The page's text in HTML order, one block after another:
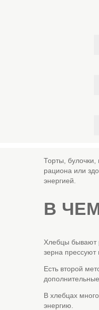
Торты, булочки,
рациона или
энергией.
В
Хлебцы бывают
зерна
Есть второй
В хлебцах
энергию.